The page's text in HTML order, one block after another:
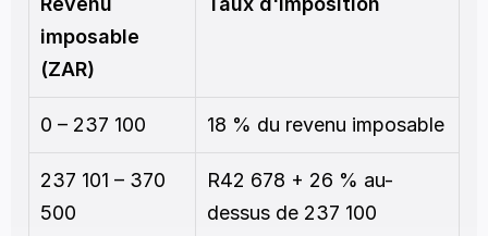
imposable
(ZAR)
0 – 237 100 18 % du revenu imposable
237 101 – 370
500
R42 678 + 26 % au-
dessus de 237 100